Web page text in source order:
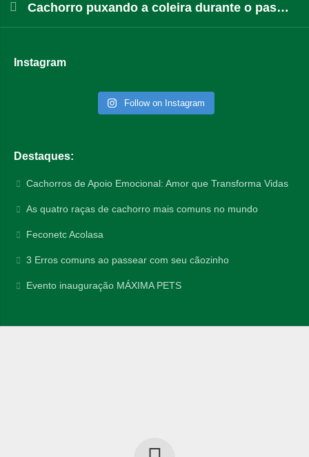
Cachorro puxando a coleira durante o passeio? Aprenda como resolver
Instagram
Follow on Instagram
Destaques:
Cachorros de Apoio Emocional: Amor que Transforma Vidas
As quatro raças de cachorro mais comuns no mundo
Feconetc Acolasa
3 Erros comuns ao passear com seu cãozinho
Evento inauguração MÁXIMA PETS